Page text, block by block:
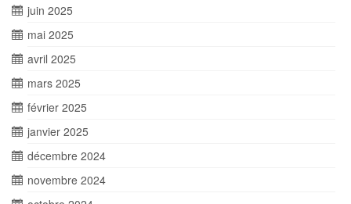
juin 2025
mai 2025
avril 2025
mars 2025
février 2025
janvier 2025
décembre 2024
novembre 2024